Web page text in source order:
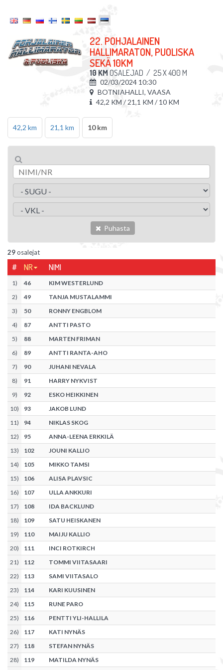
22. POHJALAINEN
HALLIMARATON, PUOLISKA
SEKÄ 10KM
10 KM OSALEJAD / 25 X 400 M
02/03/2024 10:30
BOTNIAHALLI, VAASA
42,2 KM / 21,1 KM / 10 KM
42,2 km 21,1 km 10 km
Puhasta
29osalejat
# NR NIMI
1) 46
KIM WESTERLUND
2) 49
TANJA MUSTALAMMI
3) 50
RONNY ENGBLOM
4) 87
ANTTI PASTO
5) 88
MARTEN FRIMAN
6) 89
ANTTI RANTA-AHO
7) 90
JUHANI NEVALA
8) 91
HARRY NYKVIST
9) 92
ESKO HEIKKINEN
10) 93
JAKOB LUND
11) 94
NIKLAS SKOG
12) 95
ANNA-LEENA ERKKILÄ
13) 102
JOUNI KALLIO
14) 105
MIKKO TAMSI
15) 106
ALISA PLAVSIC
16) 107
ULLA ANKKURI
17) 108
IDA BACKLUND
18) 109
SATU HEISKANEN
19) 110
MAIJU KALLIO
20) 111
INCI ROTKIRCH
21) 112
TOMMI VIITASAARI
22) 113
SAMI VIITASALO
23) 114
KARI KUUSINEN
24) 115
RUNE PARO
25) 116
PENTTI YLI-HALLILA
26) 117
KATI NYNÄS
27) 118
STEFAN NYNÄS
28) 119 MATILDA NYNÄS